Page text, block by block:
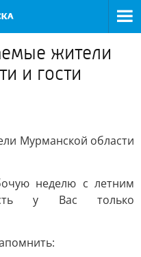
жители
и гости
Мурманской области
неделю с летним
у Вас только